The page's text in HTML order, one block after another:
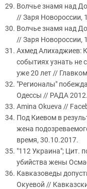
Волчье знамя над
// Заря Новороссии,
Волчье знамя над
// Заря Новороссии,
Ахмед Алихаджиев:
событиях узнать не
уже 20 лет //
"Регионалы"
Одессы // РАДА
Amina Okueva //
Под Киевом в
жена
время, 30.10.2017.
"112 Украина"; Цит.
убийства жены
Кавказоведы
Окуевой //